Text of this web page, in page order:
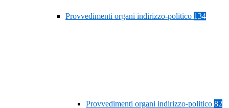
Provvedimenti organi indirizzo-politico 134
Provvedimenti organi indirizzo-politico 82